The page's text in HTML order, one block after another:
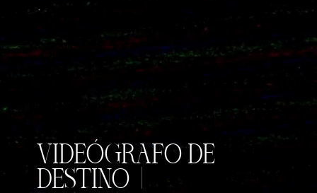
VIDEÓGRAFO DE
DESTINO |